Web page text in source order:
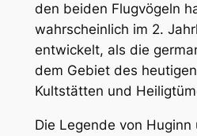
den beiden Flugvögeln
wahrscheinlich im 2.
entwickelt, als die
dem Gebiet des
Kultstätten und
Die Legende von Huginn